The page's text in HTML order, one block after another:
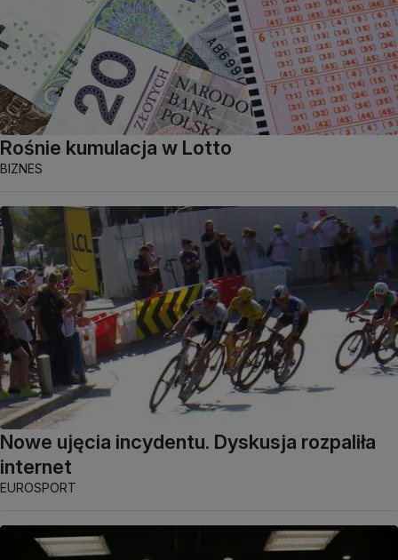
Rośnie kumulacja w Lotto
BIZNES
Nowe ujęcia incydentu. Dyskusja rozpaliła
internet
EUROSPORT